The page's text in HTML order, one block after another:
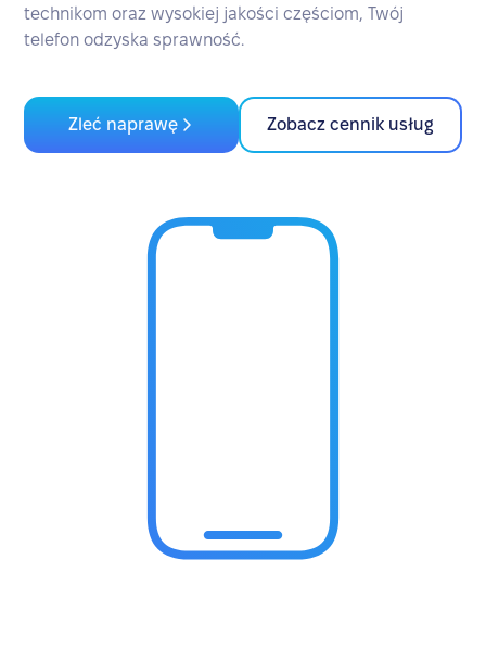
technikom oraz wysokiej jakości częściom, Twój
telefon odzyska sprawność.
Zleć naprawę Zobacz cennik usług